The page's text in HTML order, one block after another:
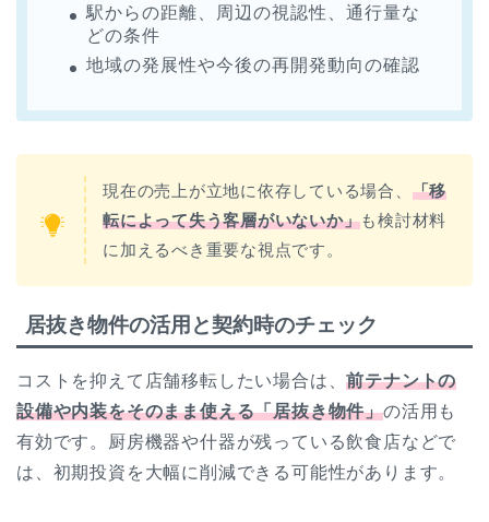
駅からの距離、周辺の視認性、通行量な
どの条件
地域の発展性や今後の再開発動向の確認
現在の売上が立地に依存している場合、 「移
転によって失う客層がいないか」も検討材料
に加えるべき重要な視点です。
居抜き物件の活用と契約時のチェック
コストを抑えて店舗移転したい場合は、前テナントの
設備や内装をそのまま使える「居抜き物件」の活用も
有効です。厨房機器や什器が残っている飲食店などで
は、初期投資を大幅に削減できる可能性があります。